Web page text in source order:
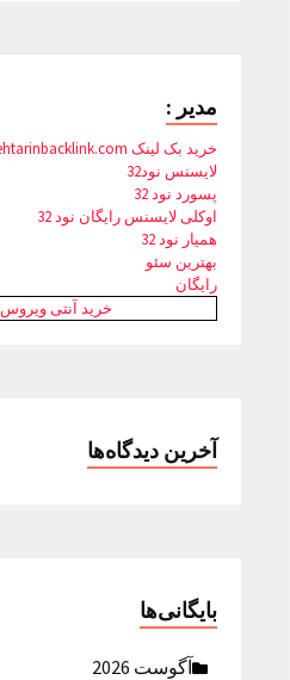
مدیر :
خرید بک لینک behtarinbacklink.com
لایسنس نود32
پسورد نود 32
اوکلی لایسنس رایگان نود 32
همیار نود 32
بهترین سئو
رایگان
خرید آنتی ویروس Kaspersky
آخرین دیدگاه‌ها
بایگانی‌ها
آگوست 2026